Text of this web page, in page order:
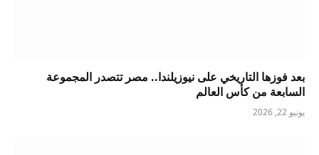
بعد فوزها التاريخي على نيوزيلندا.. مصر تتصدر المجموعة
السابعة من كأس العالم
يونيو 22, 2026